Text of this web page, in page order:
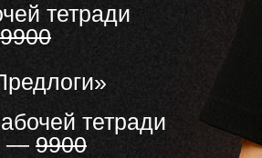
тетради
9900
тетради
— 9900